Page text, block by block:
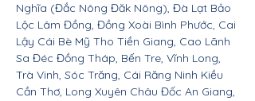
Nghĩa (Đắc Nông Đăk Nông), Đà Lạt Bảo
Lộc Lâm Đồng, Đồng Xoài Bình Phước, Cai
Lậy Cái Bè Mỹ Tho Tiền Giang, Cao Lãnh
Sa Đéc Đồng Tháp, Bến Tre, Vĩnh Long,
Trà Vinh, Sóc Trăng, Cái Răng Ninh Kiều
Cần Thơ, Long Xuyên Châu Đốc An Giang,